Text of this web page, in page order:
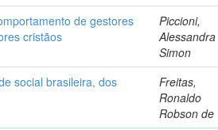
de gestores
cristãos
Piccioni,
Alessandra
Simon
social brasileira, dos
Freitas,
Ronaldo
Robson de